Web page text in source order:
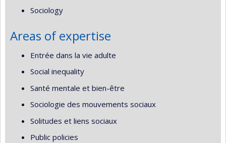
Sociology
Areas of expertise
Entrée dans la vie adulte
Social inequality
Santé mentale et bien-être
Sociologie des mouvements sociaux
Solitudes et liens sociaux
Public policies